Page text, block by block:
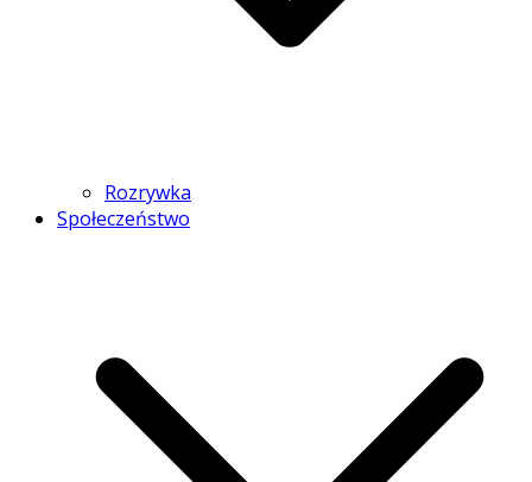
Rozrywka
Społeczeństwo